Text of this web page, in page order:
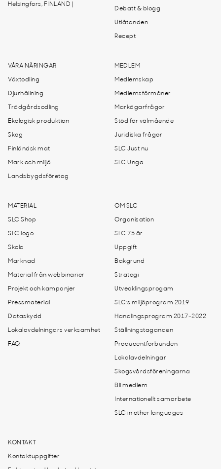
Helsingfors, FINLAND |
Debatt & blogg
Utlåtanden
Recept
VÅRA NÄRINGAR
Växtodling
Djurhållning
Trädgårdsodling
Ekologisk produktion
Skog
Finländsk mat
Mark och miljö
Landsbygdsföretag
MEDLEM
Medlemskap
Medlemsförmåner
Markägarfrågor
Stöd för välmående
Juridiska frågor
SLC Just nu
SLC Unga
MATERIAL
SLC Shop
SLC logo
Skola
Marknad
Material från webbinarier
Projekt och kampanjer
Pressmaterial
Dataskydd
Lokalavdelningars verksamhet
FAQ
OM SLC
Organisation
SLC 75 år
Uppgift
Bakgrund
Strategi
Utvecklingsprogam
SLC:s miljöprogram 2019
Handlingsprogram 2017-2022
Ställningstaganden
Producentförbunden
Lokalavdelningar
Skogsvårdsföreningarna
Bli medlem
Internationellt samarbete
SLC in other languages
KONTAKT
Kontaktuppgifter